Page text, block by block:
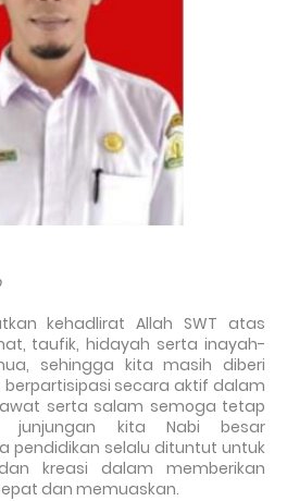
kehadlirat Allah SWT atas
taufik, hidayah serta inayah-
sehingga kita masih diberi
secara aktif dalam
serta salam semoga tetap
junjungan kita Nabi besar
pendidikan selalu dituntut untuk
kreasi dalam memberikan
dan memuaskan.